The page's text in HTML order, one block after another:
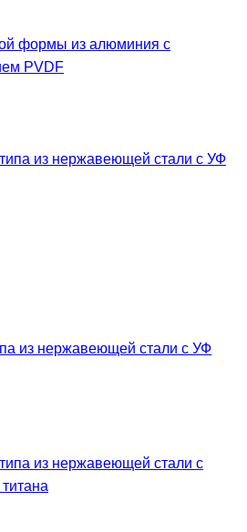
формы из алюминия с
PVDF
из нержавеющей стали с УФ